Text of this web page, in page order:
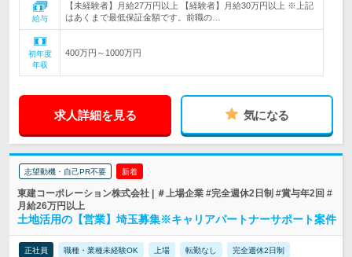
給与
【未経験者】月給27万円以上 【経験者】月給30万円以上 ※上記
はあくまで最低保証金額です。前職の…
初年度
年収
400万円～1000万円
求人詳細を見る 気になる
志望動機・自己PR不要 新着
東建コーポレーション株式会社 | ＃上場企業 #完全週休2日制 #賞与年2回 #
月給26万円以上
土地活用の【営業】埼玉募集※キャリアパートナーサポート案件
正社員 職種・業種未経験OK 上場 転勤なし 完全週休2日制